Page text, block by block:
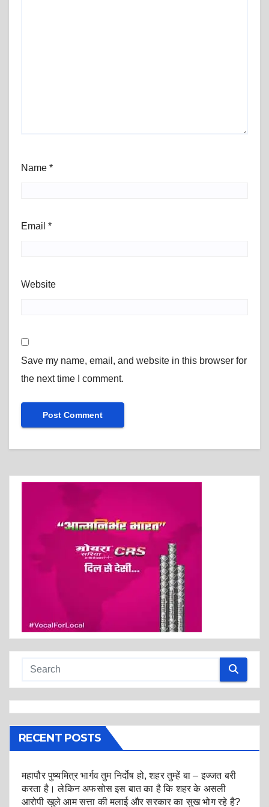
Name *
Email *
Website
Save my name, email, and website in this browser for
the next time I comment.
RECENT POSTS
महापौर पुष्यमित्र भार्गव तुम निर्दोष हो, शहर तुम्हें बा – इज्जत बरी
करता है। लेकिन अफसोस इस बात का है कि शहर के असली
आरोपी खुले आम सत्ता की मलाई और सरकार का सुख भोग रहे है?